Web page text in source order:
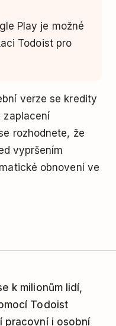
Play je možné
Todoist pro
verze se kredity
zaplacení
rozhodnete, že
vypršením
obnovení ve
k milionům lidí,
Todoist
pracovní i osobní